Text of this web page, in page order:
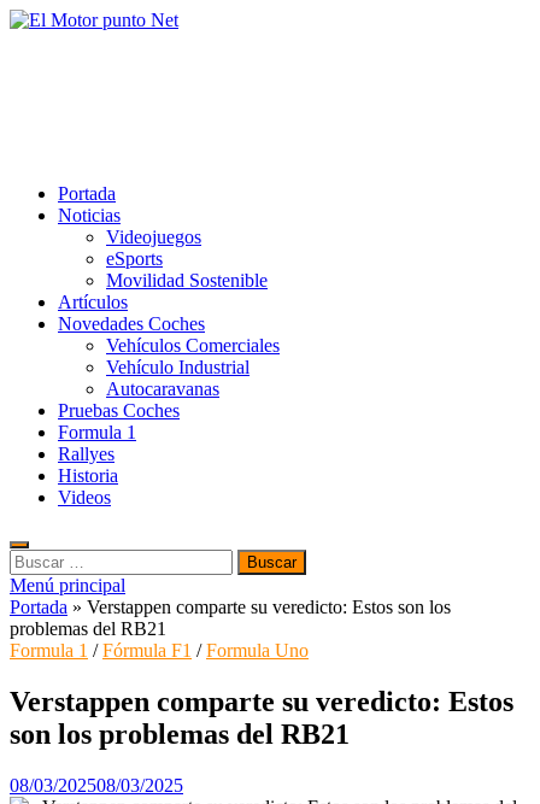
Saltar
Portada
Noticias
Videojuegos
eSports
Movilidad Sostenible
Artículos
Novedades Coches
Vehículos Comerciales
Vehículo Industrial
Autocaravanas
Pruebas Coches
Formula 1
Rallyes
Historia
Videos
Buscar:
Menú principal
Portada » Verstappen comparte su veredicto: Estos son los
problemas del RB21
Formula 1 /Fórmula F1 /Formula Uno
Verstappen comparte su veredicto: Estos
son los problemas del RB21
08/03/202508/03/2025